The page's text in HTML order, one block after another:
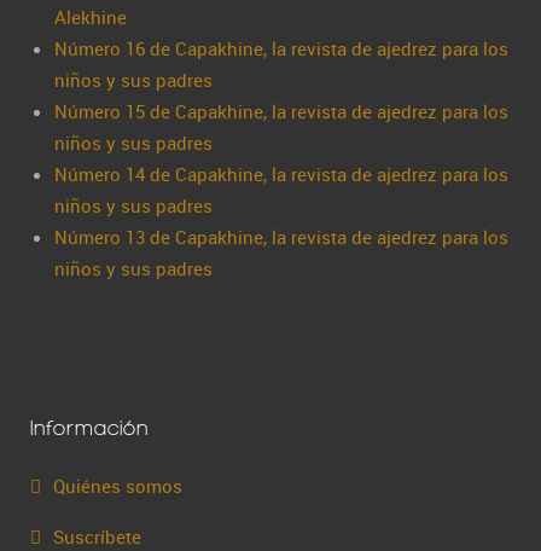
Alekhine
Número 16 de Capakhine, la revista de ajedrez para los
niños y sus padres
Número 15 de Capakhine, la revista de ajedrez para los
niños y sus padres
Número 14 de Capakhine, la revista de ajedrez para los
niños y sus padres
Número 13 de Capakhine, la revista de ajedrez para los
niños y sus padres
Información
Quiénes somos
Suscríbete